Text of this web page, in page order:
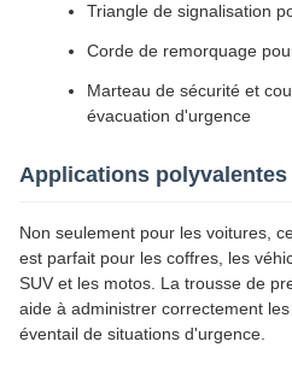
Triangle de signalisation
Corde de remorquage
Marteau de sécurité et
évacuation d'urgence
Applications polyvalentes
Non seulement pour les voitures,
est parfait pour les coffres, les
SUV et les motos. La trousse de
aide à administrer correctement
éventail de situations d'urgence.